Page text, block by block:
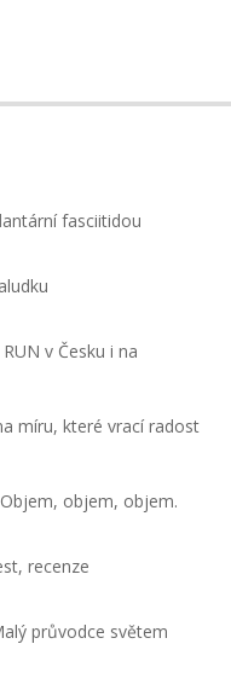
fasciitidou
v Česku i na
míru, které vrací radost
objem, objem.
recenze
průvodce světem